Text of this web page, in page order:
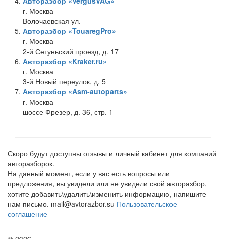
г. Москва
Волочаевская ул.
Авторазбор «TouaregPro»
г. Москва
2-й Сетуньский проезд, д. 17
Авторазбор «Kraker.ru»
г. Москва
3-й Новый переулок, д. 5
Авторазбор «Asm-autoparts»
г. Москва
шоссе Фрезер, д. 36, стр. 1
Скоро будут доступны отзывы и личный кабинет для компаний
авторазборок.
На данный момент, если у вас есть вопросы или
предложения, вы увидели или не увидели свой авторазбор,
хотите добавить\удалить\изменить информацию, напишите
нам письмо. mail@avtorazbor.su Пользовательское
соглашение